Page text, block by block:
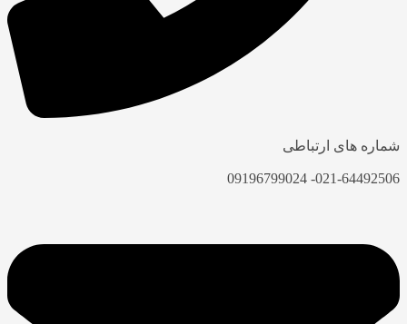
های ارتباطی
021-64492506-